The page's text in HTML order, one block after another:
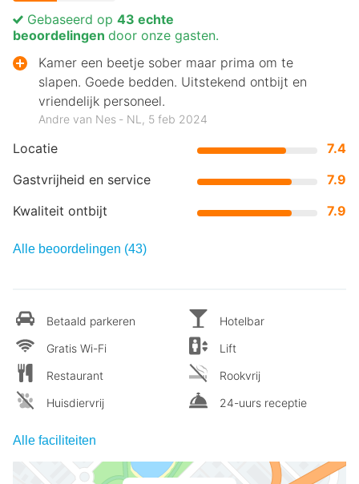
Locatie
7.4
Gastvrijheid en service
7.9
Kwaliteit ontbijt
7.9
Gebaseerd op 43 echte
beoordelingen door onze gasten.
Kamer een beetje sober maar prima om te
slapen. Goede bedden. Uitstekend ontbijt en
vriendelijk personeel.
Andre van Nes ‐ NL, 5 feb 2024
Alle beoordelingen (43)
Betaald parkeren
Gratis Wi-Fi
Restaurant
Huisdiervrij
Hotelbar
Lift
Rookvrij
24-uurs receptie
Alle faciliteiten